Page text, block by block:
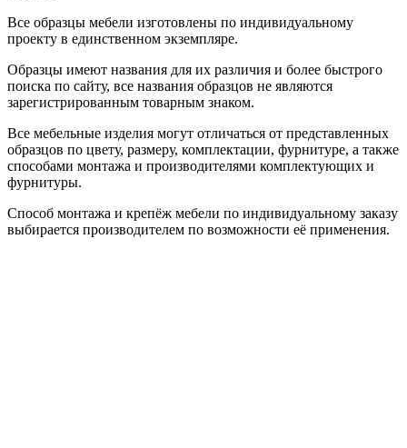
Все образцы мебели изготовлены по индивидуальному
проекту в единственном экземпляре.
Образцы имеют названия для их различия и более быстрого
поиска по сайту, все названия образцов не являются
зарегистрированным товарным знаком.
Все мебельные изделия могут отличаться от представленных
образцов по цвету, размеру, комплектации, фурнитуре, а также
способами монтажа и производителями комплектующих и
фурнитуры.
Способ монтажа и крепёж мебели по индивидуальному заказу
выбирается производителем по возможности её применения.